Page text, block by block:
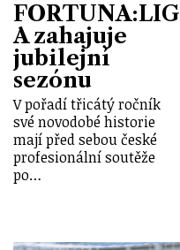
FORTUNA:LIG
A zahajuje
jubilejní
sezónu
V pořadí třicátý ročník
své novodobé historie
mají před sebou české
profesionální soutěže
po…